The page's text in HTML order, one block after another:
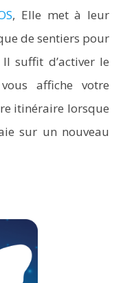
, Elle met à leur
de sentiers pour
suffit d’activer le
affiche votre
itinéraire lorsque
sur un nouveau